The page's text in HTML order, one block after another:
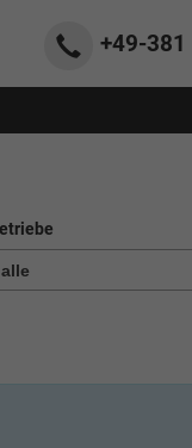
+49-381